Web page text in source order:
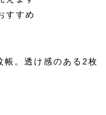
すすめ
。透け感のある2枚